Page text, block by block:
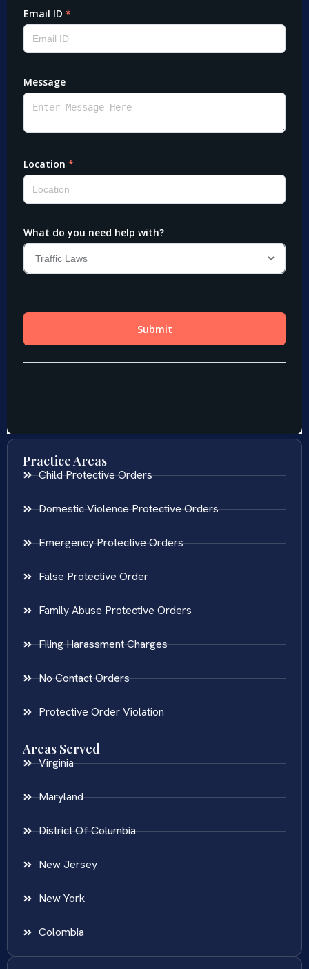
Practice Areas
Child Protective Orders
Domestic Violence Protective Orders
Emergency Protective Orders
False Protective Order
Family Abuse Protective Orders
Filing Harassment Charges
No Contact Orders
Protective Order Violation
Areas Served
Virginia
Maryland
District Of Columbia
New Jersey
New York
Colombia